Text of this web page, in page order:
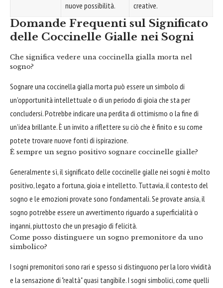
nuove possibilità.
creative.
Domande Frequenti sul Significato
delle Coccinelle Gialle nei Sogni
Che significa vedere una coccinella gialla morta nel
sogno?
Sognare una coccinella gialla morta può essere un simbolo di
un'opportunità intellettuale o di un periodo di gioia che sta per
concludersi. Potrebbe indicare una perdita di ottimismo o la fine di
un'idea brillante. È un invito a riflettere su ciò che è finito e su come
potete trovare nuove fonti di ispirazione.
È sempre un segno positivo sognare coccinelle gialle?
Generalmente sì, il significato delle coccinelle gialle nei sogni è molto
positivo, legato a fortuna, gioia e intelletto. Tuttavia, il contesto del
sogno e le emozioni provate sono fondamentali. Se provate ansia, il
sogno potrebbe essere un avvertimento riguardo a superficialità o
inganni, piuttosto che un presagio di felicità.
Come posso distinguere un sogno premonitore da uno
simbolico?
I sogni premonitori sono rari e spesso si distinguono per la loro vividità
e la sensazione di "realtà" quasi tangibile. I sogni simbolici, come quelli